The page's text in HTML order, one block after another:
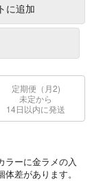
に追加
定期便（月2)
未定から
14日以内に発送
ラーに金ラメの入
差があります。